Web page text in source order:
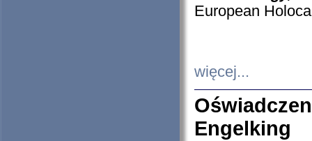
European
więcej...
Engelking